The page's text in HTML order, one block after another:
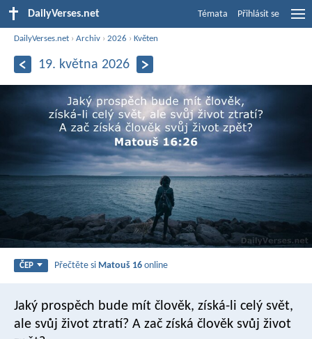
DailyVerses.net Témata Přihlásit se
DailyVerses.net ›Archiv ›2026 ›Květen
19. května 2026
ČEP Přečtěte si Matouš 16 online
Jaký prospěch bude mít člověk, získá-li celý svět,
ale svůj život ztratí? A zač získá člověk svůj život